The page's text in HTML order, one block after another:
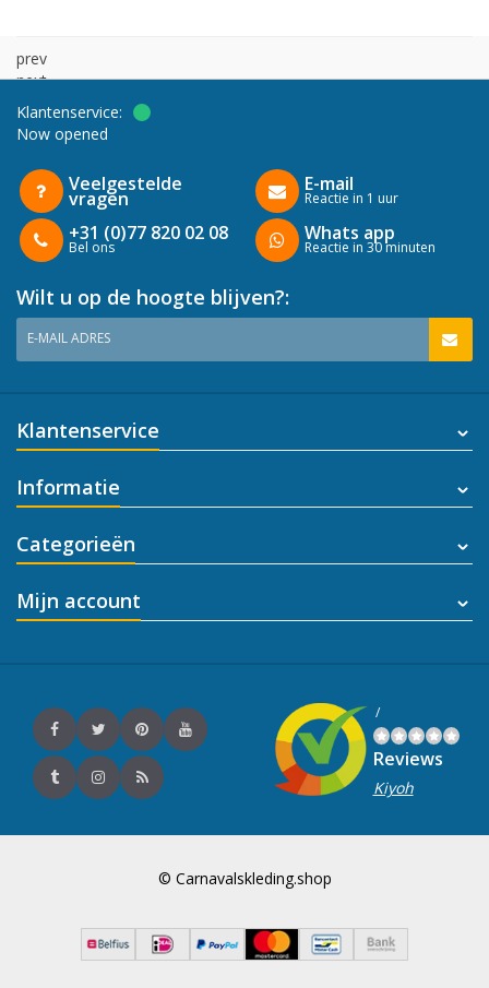
prev
next
Klantenservice:
Now opened
Veelgestelde
vragen
+31 (0)77 820 02 08
Bel ons
E-mail
Reactie in 1 uur
Whats app
Reactie in 30 minuten
Wilt u op de hoogte blijven?:
E-MAIL ADRES
Klantenservice
Informatie
Categorieën
Mijn account
/
Reviews
Kiyoh
© Carnavalskleding.shop